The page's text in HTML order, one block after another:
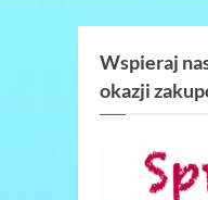
Wspieraj
okazji